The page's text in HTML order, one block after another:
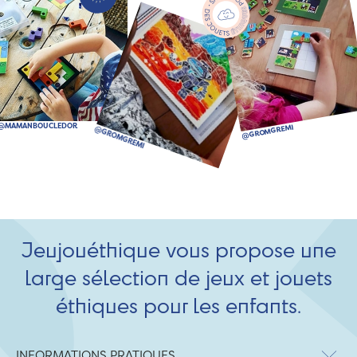
Jeujouéthique vous propose une
large sélection de jeux et jouets
éthiques pour les enfants.